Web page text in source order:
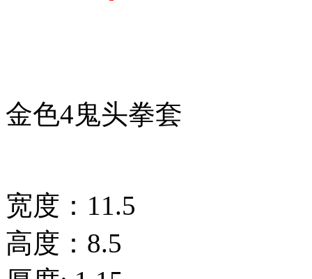
金色4鬼头拳套
宽度：11.5
高度：8.5